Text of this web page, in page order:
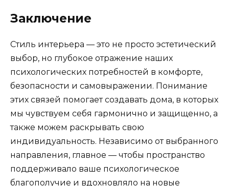
Заключение
Стиль интерьера — это не просто эстетический
выбор, но глубокое отражение наших
психологических потребностей в комфорте,
безопасности и самовыражении. Понимание
этих связей помогает создавать дома, в которых
мы чувствуем себя гармонично и защищенно, а
также можем раскрывать свою
индивидуальность. Независимо от выбранного
направления, главное — чтобы пространство
поддерживало ваше психологическое
благополучие и вдохновляло на новые